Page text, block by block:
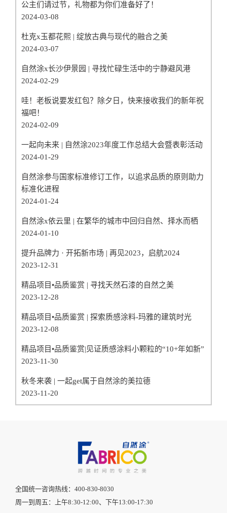
公主们请过节，礼物都为你们准备好了！
2024-03-08
杜克x玉都花熙 | 绽放古典与现代的融合之美
2024-03-07
自然涂x长沙伊景园 | 寻找忙碌生活中的宁静避风港
2024-02-29
哇！老板说要发红包？除夕日，快来接收我们的新年祝
福吧！
2024-02-09
一起向未来 | 自然涂2023年度工作总结大会暨表彰活动
2024-01-29
自然涂参与国家标准修订工作，以追求品质的原则助力
标准化进程
2024-01-24
自然涂x依云里 | 在繁华的城市中回归自然、择水而栖
2024-01-10
提升品牌力 · 开拓新市场 | 再见2023，启航2024
2023-12-31
精品项目•品质鉴赏 | 寻找天然石漆的自然之美
2023-12-28
精品项目•品质鉴赏 | 探索质感涂料-玛雅的建筑时光
2023-12-08
精品项目•品质鉴赏|见证质感涂料小颗粒的“10+年如新”
2023-11-30
秋冬来袭 | 一起get属于自然涂的美拉德
2023-11-20
全国统一咨询热线：400-830-8030
周一到周五：上午8:30-12:00、下午13:00-17:30